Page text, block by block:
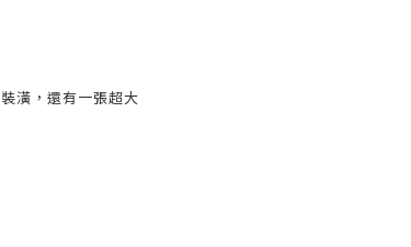
潢，還有一張超大